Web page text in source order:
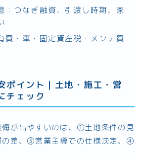
：つなぎ融資、引渡し時期、家
費・車・固定資産税・メンテ費
ポイント｜土地・施工・営
チェック
が出やすいのは、①土地条件の見
差、③営業主導での仕様決定、④